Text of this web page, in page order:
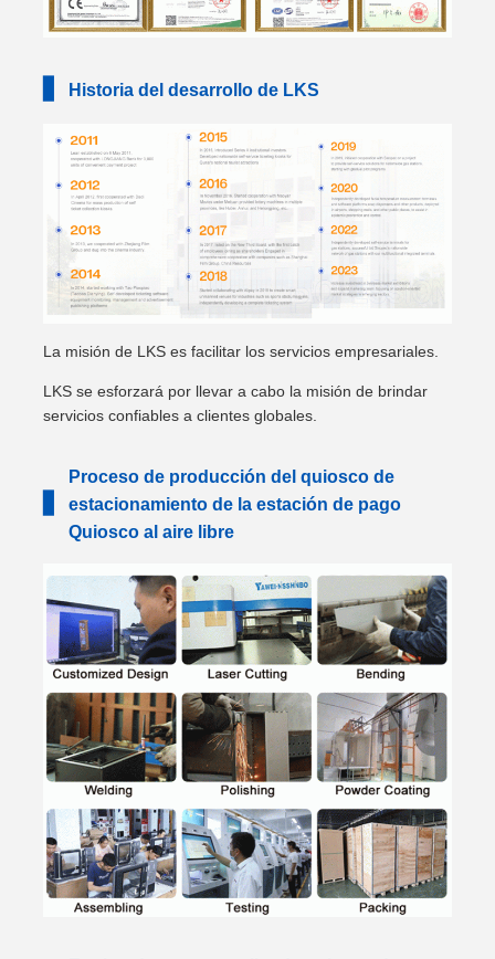
Historia del desarrollo de LKS
La misión de LKS es facilitar los servicios empresariales.
LKS se esforzará por llevar a cabo la misión de brindar
servicios confiables a clientes globales.
Proceso de producción del quiosco de
estacionamiento de la estación de pago
Quiosco al aire libre